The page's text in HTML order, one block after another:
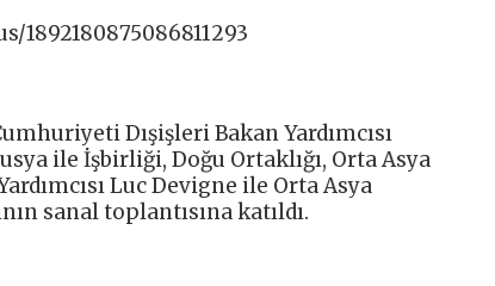
Dışişleri Bakan Yardımcısı
ile İşbirliği, Doğu Ortaklığı, Orta Asya
Luc Devigne ile Orta Asya
sanal toplantısına katıldı.